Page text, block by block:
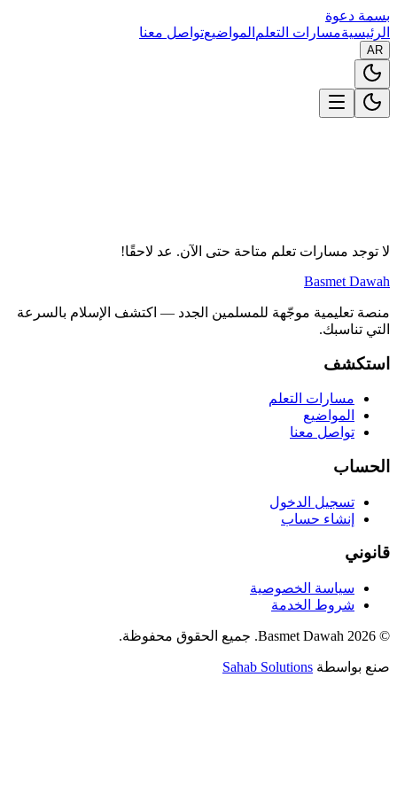
بسمة دعوة
الرئيسيةمسارات التعلم المواضيعتواصل معنا
AR
لا توجد مسارات تعلم متاحة حتى الآن. عد لاحقًا!
Basmet Dawah
منصة تعليمية موجّهة للمسلمين الجدد — اكتشف الإسلام بالسرعة
التي تناسبك.
استكشف
مسارات التعلم
المواضيع
تواصل معنا
الحساب
تسجيل الدخول
إنشاء حساب
قانوني
سياسة الخصوصية
شروط الخدمة
©
2026 جميع الحقوق محفوظة.
صنع بواسطة Sahab Solutions